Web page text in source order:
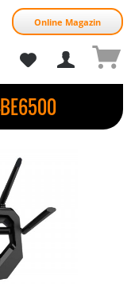
Online Magazin